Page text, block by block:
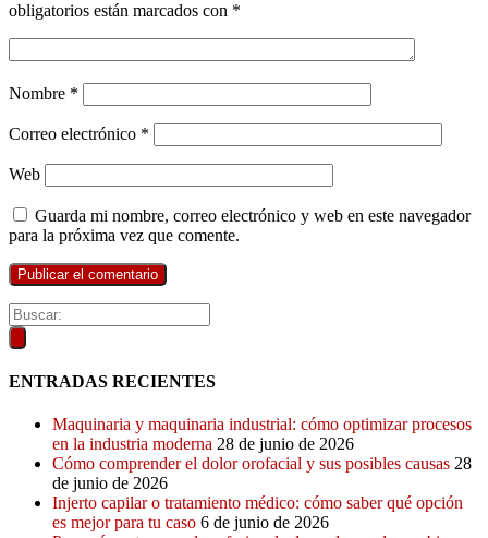
obligatorios están marcados con *
Nombre *
Correo electrónico *
Web
Guarda mi nombre, correo electrónico y web en este navegador
para la próxima vez que comente.
ENTRADAS RECIENTES
Maquinaria y maquinaria industrial: cómo optimizar procesos
en la industria moderna 28 de junio de 2026
Cómo comprender el dolor orofacial y sus posibles causas 28
de junio de 2026
Injerto capilar o tratamiento médico: cómo saber qué opción
es mejor para tu caso 6 de junio de 2026